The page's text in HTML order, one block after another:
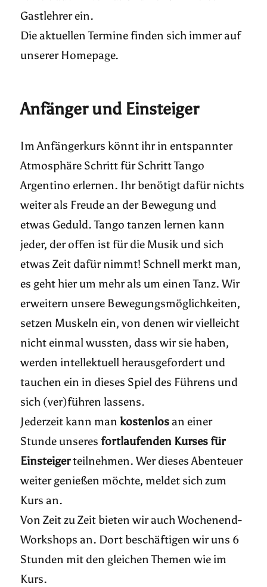
Gastlehrer ein.
Die aktuellen Termine finden sich immer auf
unserer Homepage.
Anfänger und Einsteiger
Im Anfängerkurs könnt ihr in entspannter
Atmosphäre Schritt für Schritt Tango
Argentino erlernen. Ihr benötigt dafür nichts
weiter als Freude an der Bewegung und
etwas Geduld. Tango tanzen lernen kann
jeder, der offen ist für die Musik und sich
etwas Zeit dafür nimmt! Schnell merkt man,
es geht hier um mehr als um einen Tanz. Wir
erweitern unsere Bewegungsmöglichkeiten,
setzen Muskeln ein, von denen wir vielleicht
nicht einmal wussten, dass wir sie haben,
werden intellektuell herausgefordert und
tauchen ein in dieses Spiel des Führens und
sich (ver)führen lassens.
Jederzeit kann man kostenlos an einer
Stunde unseresfortlaufenden Kurses für
Einsteigerteilnehmen. Wer dieses Abenteuer
weiter genießen möchte, meldet sich zum
Kurs an.
Von Zeit zu Zeit bieten wir auch Wochenend-
Workshops an. Dort beschäftigen wir uns 6
Stunden mit den gleichen Themen wie im
Kurs.